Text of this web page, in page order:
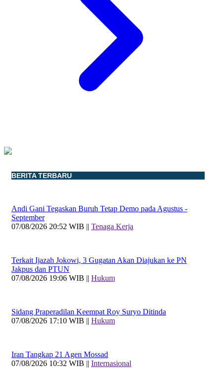
BERITA TERBARU
Andi Gani Tegaskan Buruh Tetap Demo pada Agustus -
September
07/08/2026 20:52 WIB || Tenaga Kerja
Terkait Ijazah Jokowi, 3 Gugatan Akan Diajukan ke PN
Jakpus dan PTUN
07/08/2026 19:06 WIB || Hukum
Sidang Praperadilan Keempat Roy Suryo Ditinda
07/08/2026 17:10 WIB || Hukum
Iran Tangkap 21 Agen Mossad
07/08/2026 10:32 WIB || Internasional